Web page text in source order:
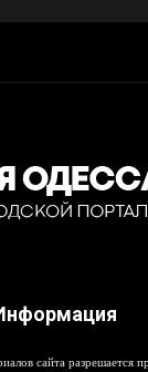
сайта разрешается